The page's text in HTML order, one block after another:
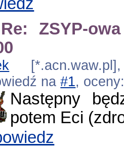
Re: ZSYP-
na#1,
Następny
potem Eci